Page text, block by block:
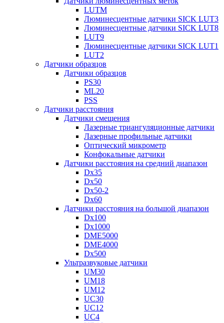
LUTM
Люминесцентные датчики SICK LUT3
Люминесцентные датчики SICK LUT8
LUT9
Люминесцентные датчики SICK LUT1
LUT2
Датчики образцов
Датчики образцов
PS30
ML20
PSS
Датчики расстояния
Датчики смещения
Лазерные триангуляционные датчики
Лазерные профильные датчики
Оптический микрометр
Конфокальные датчики
Датчики расстояния на средний диапазон
Dx35
Dx50
Dx50-2
Dx60
Датчики расстояния на большой диапазон
Dx100
Dx1000
DME5000
DME4000
Dx500
Ультразвуковые датчики
UM30
UM18
UM12
UC30
UC12
UC4